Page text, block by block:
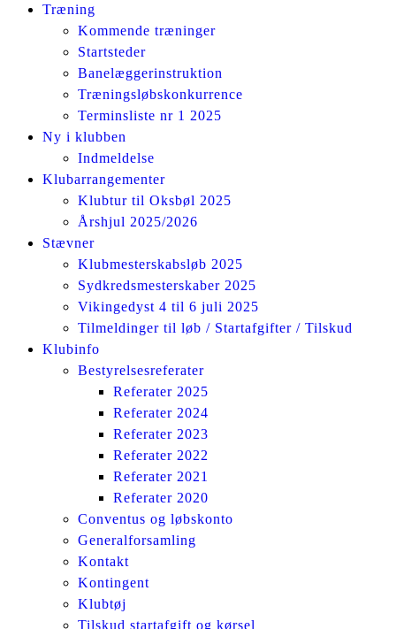
Facebook
InstagramTræning
Kommende træninger
Startsteder
Banelæggerinstruktion
Træningsløbskonkurrence
Terminsliste nr 1 2025
Ny i klubben
Indmeldelse
Klubarrangementer
Klubtur til Oksbøl 2025
Årshjul 2025/2026
Stævner
Klubmesterskabsløb 2025
Sydkredsmesterskaber 2025
Vikingedyst 4 til 6 juli 2025
Tilmeldinger til løb / Startafgifter / Tilskud
Klubinfo
Bestyrelsesreferater
Referater 2025
Referater 2024
Referater 2023
Referater 2022
Referater 2021
Referater 2020
Conventus og løbskonto
Generalforsamling
Kontakt
Kontingent
Klubtøj
Tilskud startafgift og kørsel